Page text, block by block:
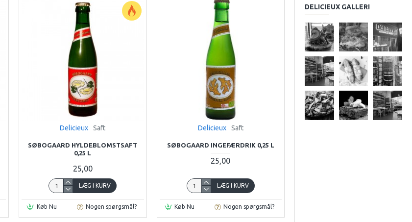
Delicieux Saft
SØBOGAARD HYLDEBLOMSTSAFT
0,25 L
25,00
LÆG I KURV
Køb Nu Nogen spørgsmål?
Delicieux Saft
SØBOGAARD INGEFÆRDRIK 0,25 L
25,00
LÆG I KURV
Køb Nu Nogen spørgsmål?
DELICIEUX GALLERI